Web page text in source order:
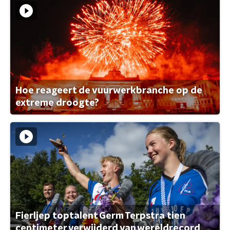
Hoe reageert de vuurwerkbranche op de
extreme droogte?
Fierljep toptalent Germ Terpstra tien